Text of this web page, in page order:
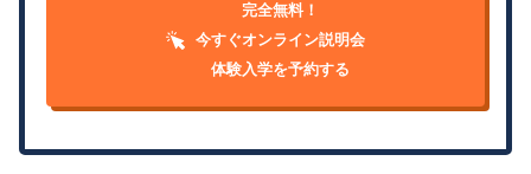
完全無料！
今すぐオンライン説明会
体験入学を予約する